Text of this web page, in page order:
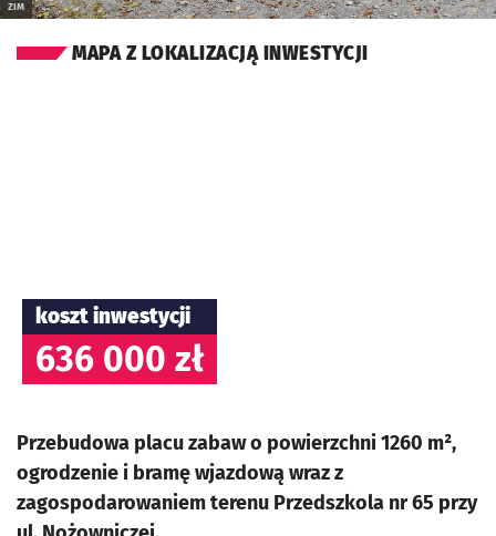
ZIM
MAPA Z LOKALIZACJĄ INWESTYCJI
koszt inwestycji
636 000 zł
Przebudowa placu zabaw o powierzchni 1260 m²,
ogrodzenie i bramę wjazdową wraz z
zagospodarowaniem terenu Przedszkola nr 65 przy